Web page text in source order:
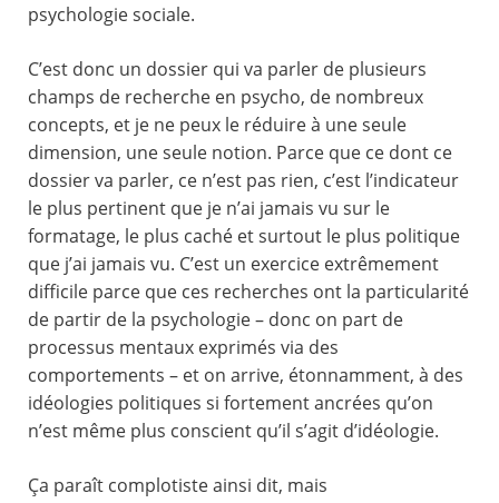
psychologie sociale.
C’est donc un dossier qui va parler de plusieurs
champs de recherche en psycho, de nombreux
concepts, et je ne peux le réduire à une seule
dimension, une seule notion. Parce que ce dont ce
dossier va parler, ce n’est pas rien, c’est l’indicateur
le plus pertinent que je n’ai jamais vu sur le
formatage, le plus caché et surtout le plus politique
que j’ai jamais vu. C’est un exercice extrêmement
difficile parce que ces recherches ont la particularité
de partir de la psychologie – donc on part de
processus mentaux exprimés via des
comportements – et on arrive, étonnamment, à des
idéologies politiques si fortement ancrées qu’on
n’est même plus conscient qu’il s’agit d’idéologie.
Ça paraît complotiste ainsi dit, mais